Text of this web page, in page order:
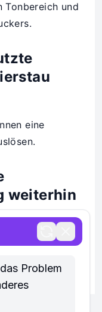
Tonbereich und
eine
weiterhin
Rollen oder
Problem